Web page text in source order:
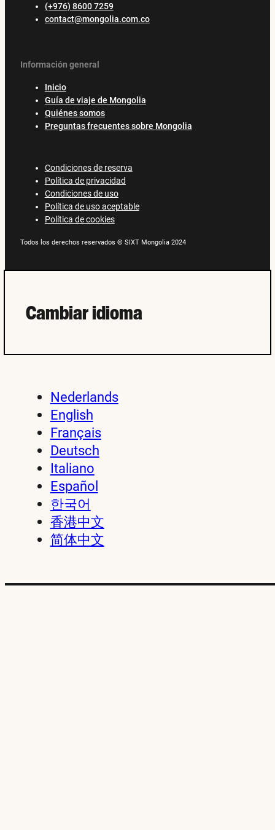
(+976) 8600 7259
contact@mongolia.com.co
Información general
Inicio
Guía de viaje de Mongolia
Quiénes somos
Preguntas frecuentes sobre Mongolia
Condiciones de reserva
Política de privacidad
Condiciones de uso
Política de uso aceptable
Política de cookies
Todos los derechos reservados © SIXT Mongolia 2024
Cambiar idioma
Nederlands
English
Français
Deutsch
Italiano
Español
한국어
香港中文
简体中文